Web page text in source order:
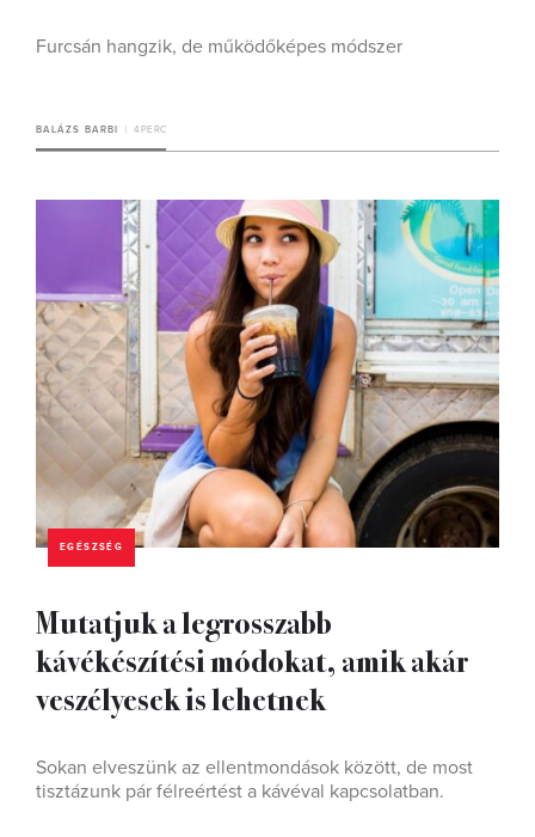
Furcsán hangzik, de működőképes módszer
BALÁZS BARBI 4 PERC
EGÉSZSÉG
Mutatjuk a legrosszabb
kávékészítési módokat, amik akár
veszélyesek is lehetnek
Sokan elveszünk az ellentmondások között, de most
tisztázunk pár félreértést a kávéval kapcsolatban.